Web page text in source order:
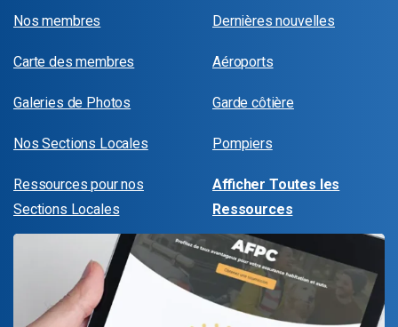
Nos membres
Carte des membres
Galeries de Photos
Nos Sections Locales
Ressources pour nos
Sections Locales
Dernières nouvelles
Aéroports
Garde côtière
Pompiers
Afficher Toutes les
Ressources